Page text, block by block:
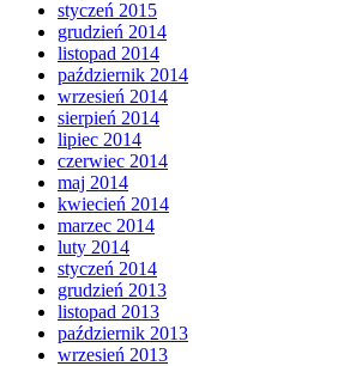
styczeń 2015
grudzień 2014
listopad 2014
październik 2014
wrzesień 2014
sierpień 2014
lipiec 2014
czerwiec 2014
maj 2014
kwiecień 2014
marzec 2014
luty 2014
styczeń 2014
grudzień 2013
listopad 2013
październik 2013
wrzesień 2013